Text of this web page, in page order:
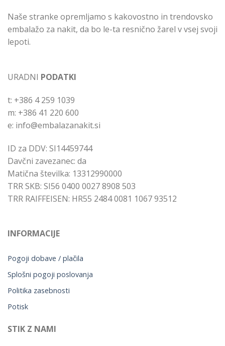
Naše stranke opremljamo s kakovostno in trendovsko
embalažo za nakit, da bo le-ta resnično žarel v vsej svoji
lepoti.
URADNI PODATKI
t: +386 4 259 1039
m: +386 41 220 600
e: info@embalazanakit.si
ID za DDV: SI14459744
Davčni zavezanec: da
Matična številka: 13312990000
TRR SKB: SI56 0400 0027 8908 503
TRR RAIFFEISEN: HR55 2484 0081 1067 93512
INFORMACIJE
Pogoji dobave / plačila
Splošni pogoji poslovanja
Politika zasebnosti
Potisk
STIK Z NAMI